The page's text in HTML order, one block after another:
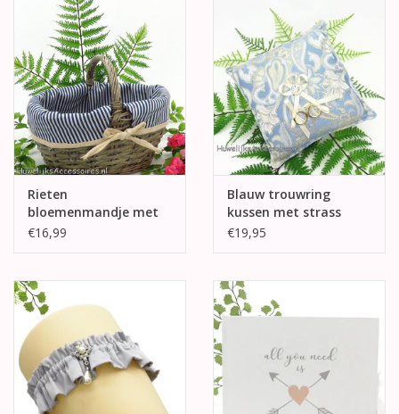
Rieten
bloemenmandje met
linnen voering
€16,99
Blauw trouwring
kussen met strass
center
€19,95